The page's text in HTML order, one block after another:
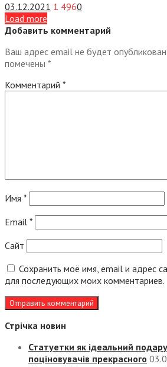
03.12.2021 1 4960
Load more
Добавить комментарий
Ваш адрес email не будет опубликован.
помечены *
Комментарий *
Имя *
Email *
Сайт
Сохранить моё имя, email и адрес
для последующих моих комментариев.
Стрічка новин
Статуетки як ідеальний
поціновувачів прекрасного